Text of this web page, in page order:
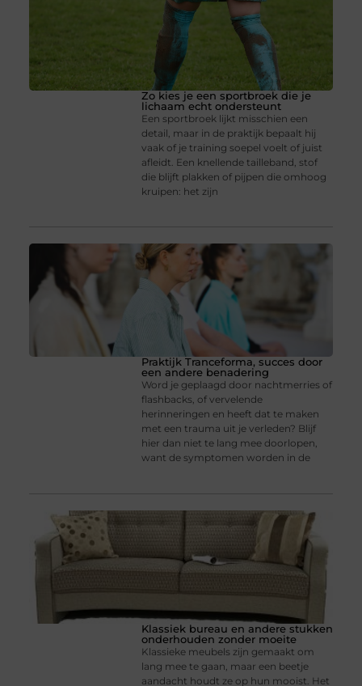
Zo kies je een sportbroek die je
lichaam echt ondersteunt
Een sportbroek lijkt misschien een
detail, maar in de praktijk bepaalt hij
vaak of je training soepel voelt of juist
afleidt. Een knellende tailleband, stof
die blijft plakken of pijpen die omhoog
kruipen: het zijn
Praktijk Tranceforma, succes door
een andere benadering
Word je geplaagd door nachtmerries of
flashbacks, of vervelende
herinneringen en heeft dat te maken
met een trauma uit je verleden? Blijf
hier dan niet te lang mee doorlopen,
want de symptomen worden in de
Klassiek bureau en andere stukken
onderhouden zonder moeite
Klassieke meubels zijn gemaakt om
lang mee te gaan, maar een beetje
aandacht houdt ze op hun mooist. Het